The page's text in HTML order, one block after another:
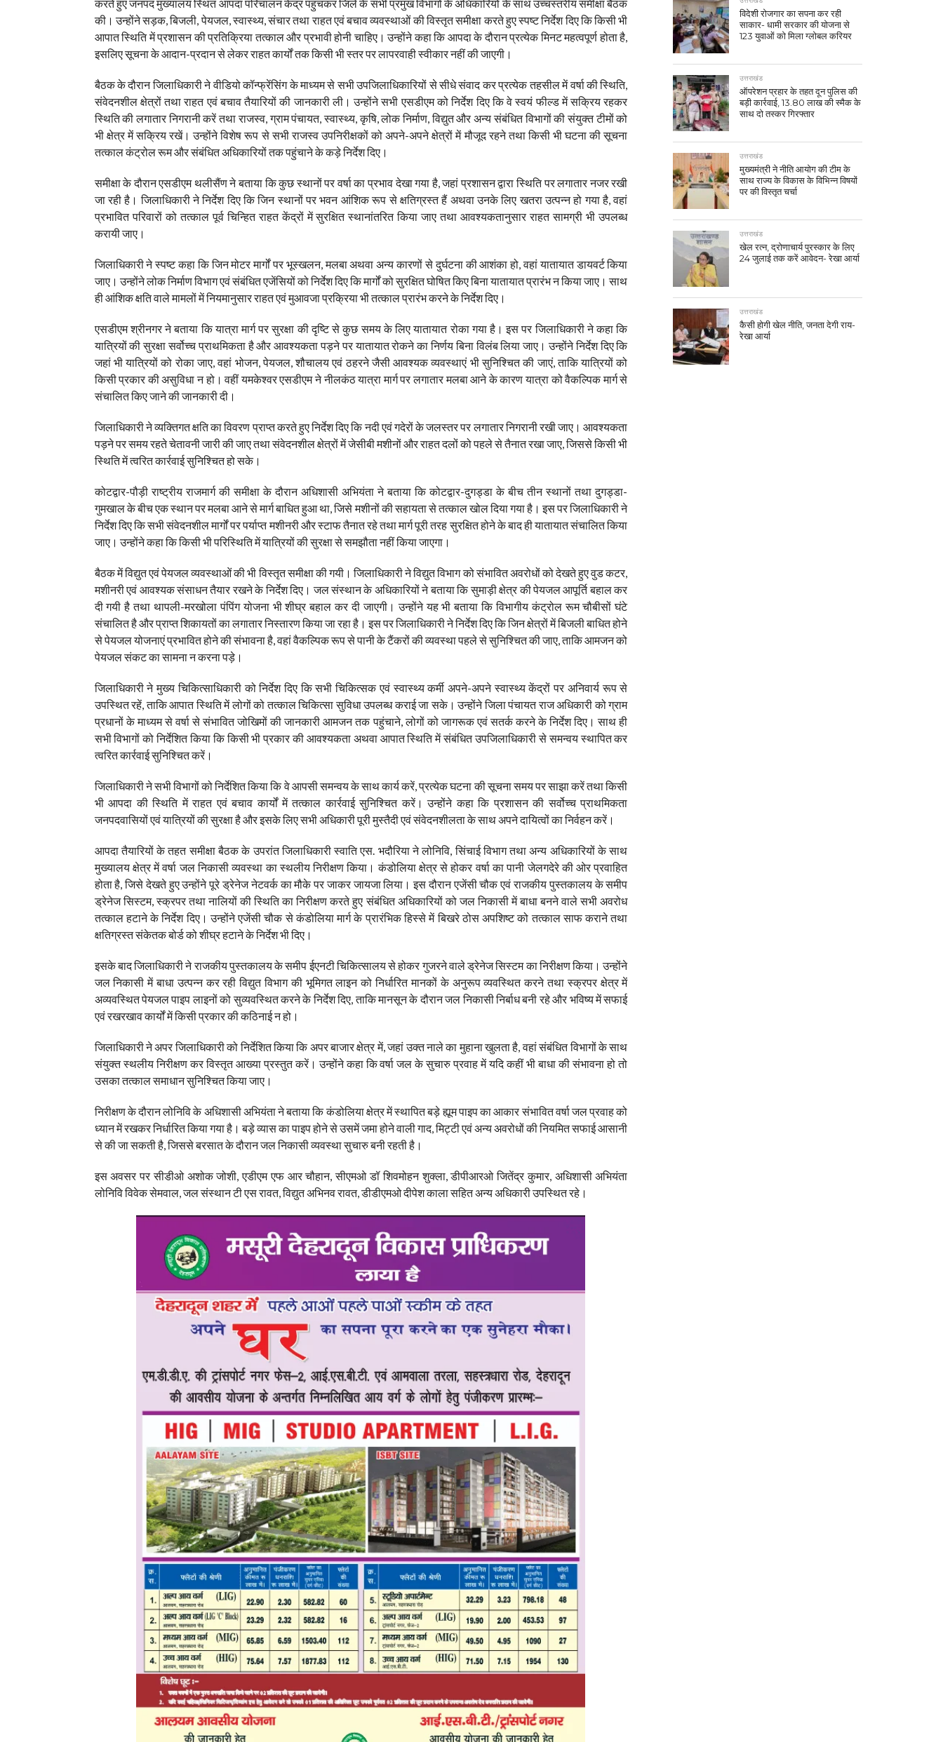
करते हुए जनपद मुख्यालय स्थित आपदा परिचालन केंद्र पहुंचकर जिले के सभी प्रमुख विभागों के अधिकारियों के साथ उच्चस्तरीय समीक्षा बैठक
की। उन्होंने सड़क, बिजली, पेयजल, स्वास्थ्य, संचार तथा राहत एवं बचाव व्यवस्थाओं की विस्तृत समीक्षा करते हुए स्पष्ट निर्देश दिए कि किसी भी
आपात स्थिति में प्रशासन की प्रतिक्रिया तत्काल और प्रभावी होनी चाहिए। उन्होंने कहा कि आपदा के दौरान प्रत्येक मिनट महत्वपूर्ण होता है,
इसलिए सूचना के आदान-प्रदान से लेकर राहत कार्यों तक किसी भी स्तर पर लापरवाही स्वीकार नहीं की जाएगी।
बैठक के दौरान जिलाधिकारी ने वीडियो कॉन्फ्रेंसिंग के माध्यम से सभी उपजिलाधिकारियों से सीधे संवाद कर प्रत्येक तहसील में वर्षा की स्थिति,
संवेदनशील क्षेत्रों तथा राहत एवं बचाव तैयारियों की जानकारी ली। उन्होंने सभी एसडीएम को निर्देश दिए कि वे स्वयं फील्ड में सक्रिय रहकर
स्थिति की लगातार निगरानी करें तथा राजस्व, ग्राम पंचायत, स्वास्थ्य, कृषि, लोक निर्माण, विद्युत और अन्य संबंधित विभागों की संयुक्त टीमों को
भी क्षेत्र में सक्रिय रखें। उन्होंने विशेष रूप से सभी राजस्व उपनिरीक्षकों को अपने-अपने क्षेत्रों में मौजूद रहने तथा किसी भी घटना की सूचना
तत्काल कंट्रोल रूम और संबंधित अधिकारियों तक पहुंचाने के कड़े निर्देश दिए।
समीक्षा के दौरान एसडीएम थलीसैंण ने बताया कि कुछ स्थानों पर वर्षा का प्रभाव देखा गया है, जहां प्रशासन द्वारा स्थिति पर लगातार नजर रखी
जा रही है। जिलाधिकारी ने निर्देश दिए कि जिन स्थानों पर भवन आंशिक रूप से क्षतिग्रस्त हैं अथवा उनके लिए खतरा उत्पन्न हो गया है, वहां
प्रभावित परिवारों को तत्काल पूर्व चिन्हित राहत केंद्रों में सुरक्षित स्थानांतरित किया जाए तथा आवश्यकतानुसार राहत सामग्री भी उपलब्ध
करायी जाए।
जिलाधिकारी ने स्पष्ट कहा कि जिन मोटर मार्गों पर भूस्खलन, मलबा अथवा अन्य कारणों से दुर्घटना की आशंका हो, वहां यातायात डायवर्ट किया
जाए। उन्होंने लोक निर्माण विभाग एवं संबंधित एजेंसियों को निर्देश दिए कि मार्गों को सुरक्षित घोषित किए बिना यातायात प्रारंभ न किया जाए। साथ
ही आंशिक क्षति वाले मामलों में नियमानुसार राहत एवं मुआवजा प्रक्रिया भी तत्काल प्रारंभ करने के निर्देश दिए।
एसडीएम श्रीनगर ने बताया कि यात्रा मार्ग पर सुरक्षा की दृष्टि से कुछ समय के लिए यातायात रोका गया है। इस पर जिलाधिकारी ने कहा कि
यात्रियों की सुरक्षा सर्वोच्च प्राथमिकता है और आवश्यकता पड़ने पर यातायात रोकने का निर्णय बिना विलंब लिया जाए। उन्होंने निर्देश दिए कि
जहां भी यात्रियों को रोका जाए, वहां भोजन, पेयजल, शौचालय एवं ठहरने जैसी आवश्यक व्यवस्थाएं भी सुनिश्चित की जाएं, ताकि यात्रियों को
किसी प्रकार की असुविधा न हो। वहीं यमकेश्वर एसडीएम ने नीलकंठ यात्रा मार्ग पर लगातार मलबा आने के कारण यात्रा को वैकल्पिक मार्ग से
संचालित किए जाने की जानकारी दी।
जिलाधिकारी ने व्यक्तिगत क्षति का विवरण प्राप्त करते हुए निर्देश दिए कि नदी एवं गदेरों के जलस्तर पर लगातार निगरानी रखी जाए। आवश्यकता
पड़ने पर समय रहते चेतावनी जारी की जाए तथा संवेदनशील क्षेत्रों में जेसीबी मशीनों और राहत दलों को पहले से तैनात रखा जाए, जिससे किसी भी
स्थिति में त्वरित कार्रवाई सुनिश्चित हो सके।
कोटद्वार-पौड़ी राष्ट्रीय राजमार्ग की समीक्षा के दौरान अधिशासी अभियंता ने बताया कि कोटद्वार-दुगड्डा के बीच तीन स्थानों तथा दुगड्डा-
गुमखाल के बीच एक स्थान पर मलबा आने से मार्ग बाधित हुआ था, जिसे मशीनों की सहायता से तत्काल खोल दिया गया है। इस पर जिलाधिकारी ने
निर्देश दिए कि सभी संवेदनशील मार्गों पर पर्याप्त मशीनरी और स्टाफ तैनात रहे तथा मार्ग पूरी तरह सुरक्षित होने के बाद ही यातायात संचालित किया
जाए। उन्होंने कहा कि किसी भी परिस्थिति में यात्रियों की सुरक्षा से समझौता नहीं किया जाएगा।
बैठक में विद्युत एवं पेयजल व्यवस्थाओं की भी विस्तृत समीक्षा की गयी। जिलाधिकारी ने विद्युत विभाग को संभावित अवरोधों को देखते हुए वुड कटर,
मशीनरी एवं आवश्यक संसाधन तैयार रखने के निर्देश दिए। जल संस्थान के अधिकारियों ने बताया कि सुमाड़ी क्षेत्र की पेयजल आपूर्ति बहाल कर
दी गयी है तथा थापली-मरखोला पंपिंग योजना भी शीघ्र बहाल कर दी जाएगी। उन्होंने यह भी बताया कि विभागीय कंट्रोल रूम चौबीसों घंटे
संचालित है और प्राप्त शिकायतों का लगातार निस्तारण किया जा रहा है। इस पर जिलाधिकारी ने निर्देश दिए कि जिन क्षेत्रों में बिजली बाधित होने
से पेयजल योजनाएं प्रभावित होने की संभावना है, वहां वैकल्पिक रूप से पानी के टैंकरों की व्यवस्था पहले से सुनिश्चित की जाए, ताकि आमजन को
पेयजल संकट का सामना न करना पड़े।
जिलाधिकारी ने मुख्य चिकित्साधिकारी को निर्देश दिए कि सभी चिकित्सक एवं स्वास्थ्य कर्मी अपने-अपने स्वास्थ्य केंद्रों पर अनिवार्य रूप से
उपस्थित रहें, ताकि आपात स्थिति में लोगों को तत्काल चिकित्सा सुविधा उपलब्ध कराई जा सके। उन्होंने जिला पंचायत राज अधिकारी को ग्राम
प्रधानों के माध्यम से वर्षा से संभावित जोखिमों की जानकारी आमजन तक पहुंचाने, लोगों को जागरूक एवं सतर्क करने के निर्देश दिए। साथ ही
सभी विभागों को निर्देशित किया कि किसी भी प्रकार की आवश्यकता अथवा आपात स्थिति में संबंधित उपजिलाधिकारी से समन्वय स्थापित कर
त्वरित कार्रवाई सुनिश्चित करें।
जिलाधिकारी ने सभी विभागों को निर्देशित किया कि वे आपसी समन्वय के साथ कार्य करें, प्रत्येक घटना की सूचना समय पर साझा करें तथा किसी
भी आपदा की स्थिति में राहत एवं बचाव कार्यों में तत्काल कार्रवाई सुनिश्चित करें। उन्होंने कहा कि प्रशासन की सर्वोच्च प्राथमिकता
जनपदवासियों एवं यात्रियों की सुरक्षा है और इसके लिए सभी अधिकारी पूरी मुस्तैदी एवं संवेदनशीलता के साथ अपने दायित्वों का निर्वहन करें।
आपदा तैयारियों के तहत समीक्षा बैठक के उपरांत जिलाधिकारी स्वाति एस. भदौरिया ने लोनिवि, सिंचाई विभाग तथा अन्य अधिकारियों के साथ
मुख्यालय क्षेत्र में वर्षा जल निकासी व्यवस्था का स्थलीय निरीक्षण किया। कंडोलिया क्षेत्र से होकर वर्षा का पानी जेलगदेरे की ओर प्रवाहित
होता है, जिसे देखते हुए उन्होंने पूरे ड्रेनेज नेटवर्क का मौके पर जाकर जायजा लिया। इस दौरान एजेंसी चौक एवं राजकीय पुस्तकालय के समीप
ड्रेनेज सिस्टम, स्क्रपर तथा नालियों की स्थिति का निरीक्षण करते हुए संबंधित अधिकारियों को जल निकासी में बाधा बनने वाले सभी अवरोध
तत्काल हटाने के निर्देश दिए। उन्होंने एजेंसी चौक से कंडोलिया मार्ग के प्रारंभिक हिस्से में बिखरे ठोस अपशिष्ट को तत्काल साफ कराने तथा
क्षतिग्रस्त संकेतक बोर्ड को शीघ्र हटाने के निर्देश भी दिए।
इसके बाद जिलाधिकारी ने राजकीय पुस्तकालय के समीप ईएनटी चिकित्सालय से होकर गुजरने वाले ड्रेनेज सिस्टम का निरीक्षण किया। उन्होंने
जल निकासी में बाधा उत्पन्न कर रही विद्युत विभाग की भूमिगत लाइन को निर्धारित मानकों के अनुरूप व्यवस्थित करने तथा स्क्रपर क्षेत्र में
अव्यवस्थित पेयजल पाइप लाइनों को सुव्यवस्थित करने के निर्देश दिए, ताकि मानसून के दौरान जल निकासी निर्बाध बनी रहे और भविष्य में सफाई
एवं रखरखाव कार्यों में किसी प्रकार की कठिनाई न हो।
जिलाधिकारी ने अपर जिलाधिकारी को निर्देशित किया कि अपर बाजार क्षेत्र में, जहां उक्त नाले का मुहाना खुलता है, वहां संबंधित विभागों के साथ
संयुक्त स्थलीय निरीक्षण कर विस्तृत आख्या प्रस्तुत करें। उन्होंने कहा कि वर्षा जल के सुचारु प्रवाह में यदि कहीं भी बाधा की संभावना हो तो
उसका तत्काल समाधान सुनिश्चित किया जाए।
निरीक्षण के दौरान लोनिवि के अधिशासी अभियंता ने बताया कि कंडोलिया क्षेत्र में स्थापित बड़े ह्यूम पाइप का आकार संभावित वर्षा जल प्रवाह को
ध्यान में रखकर निर्धारित किया गया है। बड़े व्यास का पाइप होने से उसमें जमा होने वाली गाद, मिट्टी एवं अन्य अवरोधों की नियमित सफाई आसानी
से की जा सकती है, जिससे बरसात के दौरान जल निकासी व्यवस्था सुचारु बनी रहती है।
इस अवसर पर सीडीओ अशोक जोशी, एडीएम एफ आर चौहान, सीएमओ डॉ शिवमोहन शुक्ला, डीपीआरओ जितेंद्र कुमार, अधिशासी अभियंता
लोनिवि विवेक सेमवाल, जल संस्थान टी एस रावत, विद्युत अभिनव रावत, डीडीएमओ दीपेश काला सहित अन्य अधिकारी उपस्थित रहे।
विदेशी रोजगार का सपना कर रही
साकार- धामी सरकार की योजना से
123 युवाओं को मिला ग्लोबल करियर
उत्तराखंड
ऑपरेशन प्रहार के तहत दून पुलिस की
बड़ी कार्रवाई, 13.80 लाख की स्मैक के
साथ दो तस्कर गिरफ्तार
उत्तराखंड
मुख्यमंत्री ने नीति आयोग की टीम के
साथ राज्य के विकास के विभिन्न विषयों
पर की विस्तृत चर्चा
उत्तराखंड
खेल रत्न, द्रोणाचार्य पुरस्कार के लिए
24 जुलाई तक करें आवेदन- रेखा आर्या
उत्तराखंड
कैसी होगी खेल नीति, जनता देगी राय-
रेखा आर्या